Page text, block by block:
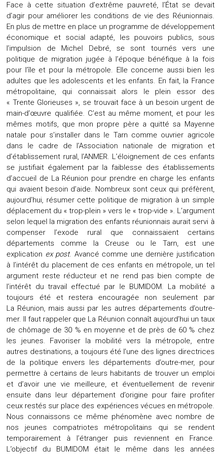
Face à cette situation d’extrême pauvreté, l’État se devait
d’agir pour améliorer les conditions de vie des Réunionnais.
En plus de mettre en place un programme de développement
économique et social adapté, les pouvoirs publics, sous
l’impulsion de Michel Debré, se sont tournés vers une
politique de migration jugée à l’époque bénéfique à la fois
pour l’île et pour la métropole. Elle concerne aussi bien les
adultes que les adolescents et les enfants. En fait, la France
métropolitaine, qui connaissait alors le plein essor des
« Trente Glorieuses », se trouvait face à un besoin urgent de
main-d’œuvre qualifiée. C’est au même moment, et pour les
mêmes motifs, que mon propre père a quitté sa Mayenne
natale pour s’installer dans le Tarn comme ouvrier agricole
dans le cadre de l’Association nationale de migration et
d’établissement rural, l’ANMER. L’éloignement de ces enfants
se justifiait également par la faiblesse des établissements
d’accueil de La Réunion pour prendre en charge les enfants
qui avaient besoin d’aide. Nombreux sont ceux qui préfèrent,
aujourd’hui, résumer cette politique de migration à un simple
déplacement du « trop-plein » vers le « trop-vide ». L’argument
selon lequel la migration des enfants réunionnais aurait servi à
compenser l’exode rural que connaissaient certains
départements comme la Creuse ou le Tarn, est une
explication ex post. Avancé comme une dernière justification
à l’intérêt du placement de ces enfants en métropole, un tel
argument reste réducteur et ne rend pas bien compte de
l’intérêt du travail effectué par le BUMIDOM. La mobilité a
toujours été et restera encouragée non seulement par
La Réunion, mais aussi par les autres départements d’outre-
mer. Il faut rappeler que La Réunion connaît aujourd’hui un taux
de chômage de 30 % en moyenne et de près de 60 % chez
les jeunes. Favoriser la mobilité vers la métropole, entre
autres destinations, a toujours été l’une des lignes directrices
de la politique envers les départements d’outre-mer, pour
permettre à certains de leurs habitants de trouver un emploi
et d’avoir une vie meilleure, et éventuellement de revenir
ensuite dans leur département d’origine pour faire profiter
ceux restés sur place des expériences vécues en métropole.
Nous connaissons ce même phénomène avec nombre de
nos jeunes compatriotes métropolitains qui se rendent
temporairement à l’étranger puis reviennent en France.
L’objectif du BUMIDOM était le même dans les années